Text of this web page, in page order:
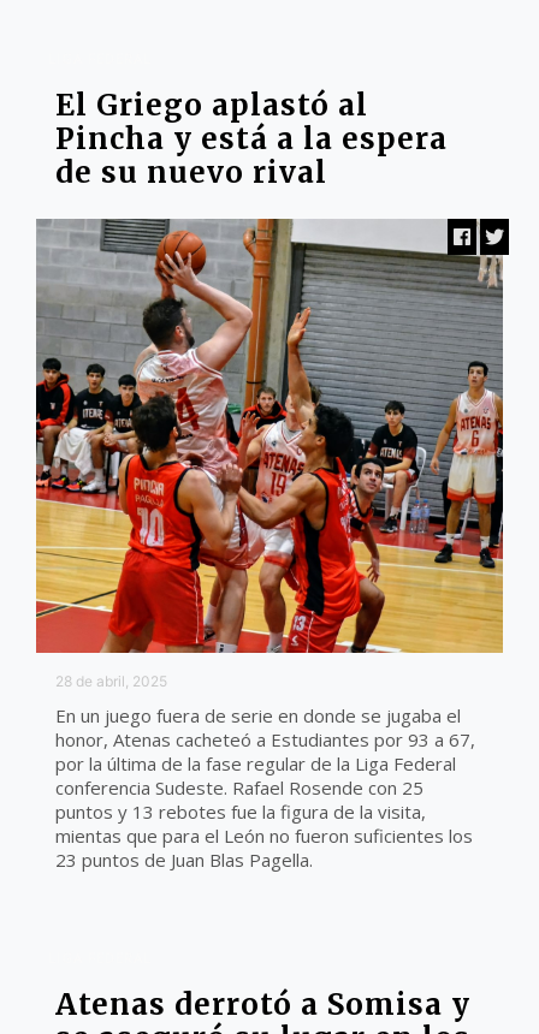
El Griego aplastó al
Pincha y está a la espera
de su nuevo rival
28 de abril, 2025
En un juego fuera de serie en donde se jugaba el
honor, Atenas cacheteó a Estudiantes por 93 a 67,
por la última de la fase regular de la Liga Federal
conferencia Sudeste. Rafael Rosende con 25
puntos y 13 rebotes fue la figura de la visita,
mientas que para el León no fueron suficientes los
23 puntos de Juan Blas Pagella.
Atenas derrotó a Somisa y